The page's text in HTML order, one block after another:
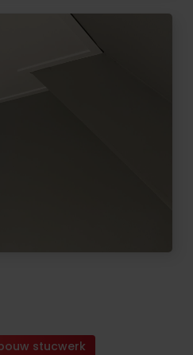
stucwerk